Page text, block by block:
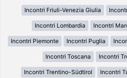
Incontri Friuli-Venezia Giulia
Incontri Lombardia Incontri
Incontri Piemonte Incontri Puglia
Incontri Toscana Incontri
Incontri Trentino-Südtirol Incontri